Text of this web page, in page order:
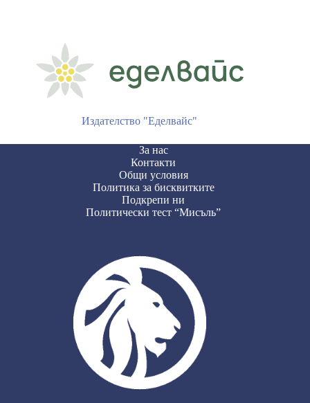
Издателство "Еделвайс"
За нас
Контакти
Общи условия
Политика за бисквитките
Подкрепи ни
Политически тест “Мисъль”